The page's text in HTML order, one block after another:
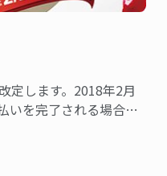
定します。2018年2月
いを完了される場合、
込みがお得です。ど